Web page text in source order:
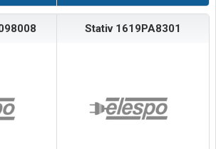
Stativ 1619PA8301